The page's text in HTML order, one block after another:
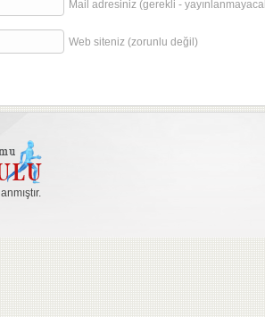
Mail adresiniz (gerekli -
Web siteniz (zorunlu değil)